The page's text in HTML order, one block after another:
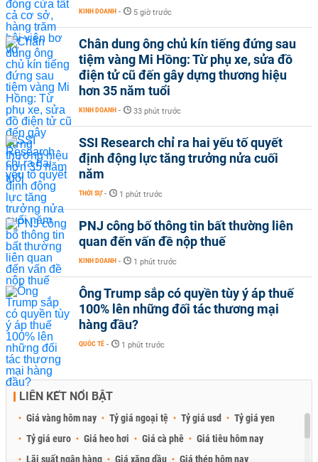
KINH DOANH - 5 giờ trước
Chân dung ông chủ kín tiếng đứng sau
tiệm vàng Mi Hồng: Từ phụ xe, sửa đồ
điện tử cũ đến gây dựng thương hiệu
hơn 35 năm tuổi
KINH DOANH - 33 phút trước
SSI Research chỉ ra hai yếu tố quyết
định động lực tăng trưởng nửa cuối
năm
THỜI SỰ - 1 phút trước
PNJ công bố thông tin bất thường liên
quan đến vấn đề nộp thuế
KINH DOANH - 1 phút trước
Ông Trump sắp có quyền tùy ý áp thuế
100% lên những đối tác thương mại
hàng đầu?
QUỐC TẾ - 1 phút trước
LIÊN KẾT NỔI BẬT
Giá vàng hôm nay Tỷ giá ngoại tệ Tỷ giá usd
Tỷ giá yen
Tỷ giá euro
Giá heo hơi Giá cà phê
Giá tiêu hôm nay
Lãi suất ngân hàng
Giá xăng dầu Giá thép hôm nay